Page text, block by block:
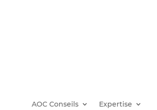
AOC Conseils Expertise